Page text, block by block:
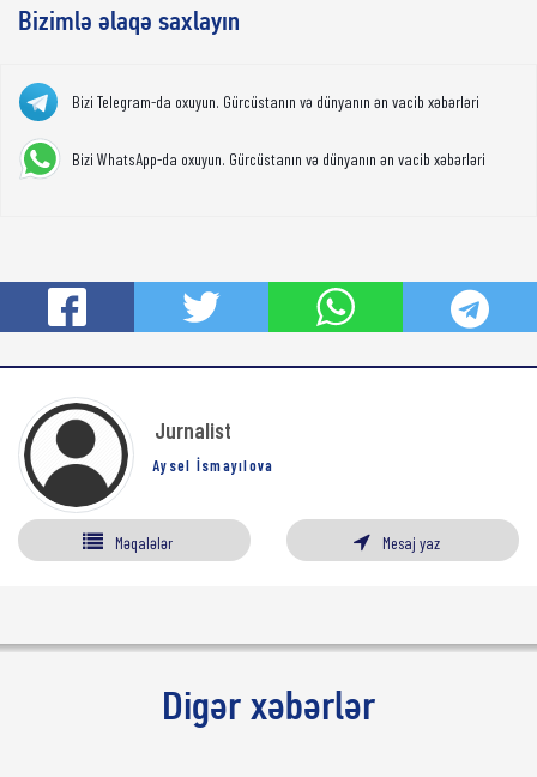
Bizimlə əlaqə saxlayın
Bizi Telegram-da oxuyun. Gürcüstanın və dünyanın ən vacib xəbərləri
Bizi WhatsApp-da oxuyun. Gürcüstanın və dünyanın ən vacib xəbərləri
Jurnalist
Aysel İsmayılova
Məqalələr Mesaj yaz
Digər xəbərlər